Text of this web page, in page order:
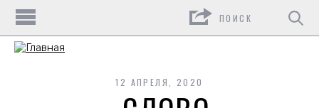
12 АПРЕЛЯ, 2020